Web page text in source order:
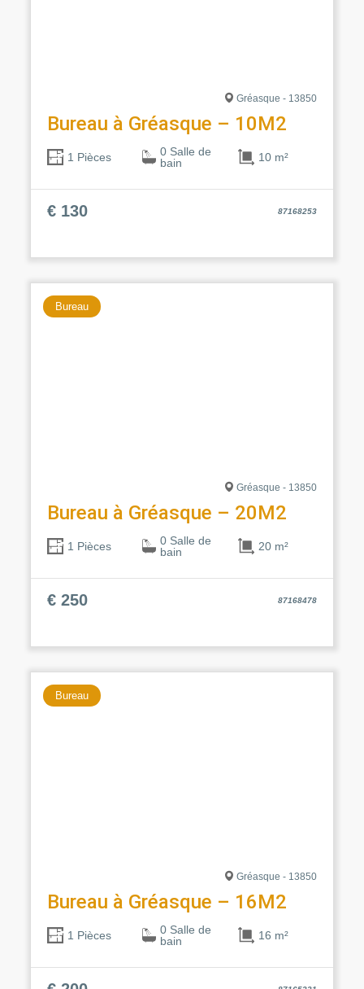
Gréasque - 13850
Bureau à Gréasque – 10M2
1 Pièces
0 Salle de
bain
10 m²
€ 130 87168253
Bureau
Gréasque - 13850
Bureau à Gréasque – 20M2
1 Pièces
0 Salle de
bain
20 m²
€ 250 87168478
Bureau
Gréasque - 13850
Bureau à Gréasque – 16M2
1 Pièces
0 Salle de
bain
16 m²